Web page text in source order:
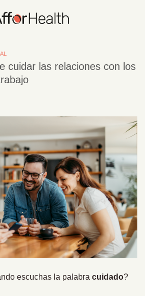
cuidar las relaciones con los
escuchas la palabra cuidado?